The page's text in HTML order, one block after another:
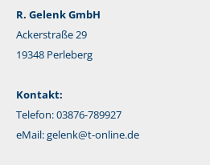
R. Gelenk GmbH
Ackerstraße 29
19348 Perleberg
Kontakt:
Telefon: 03876-789927
eMail:gelenk@t-online.de